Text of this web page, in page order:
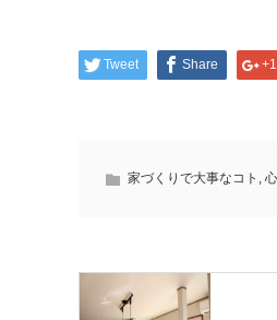
Tweet Share +1
家づくりで大事なコト ,